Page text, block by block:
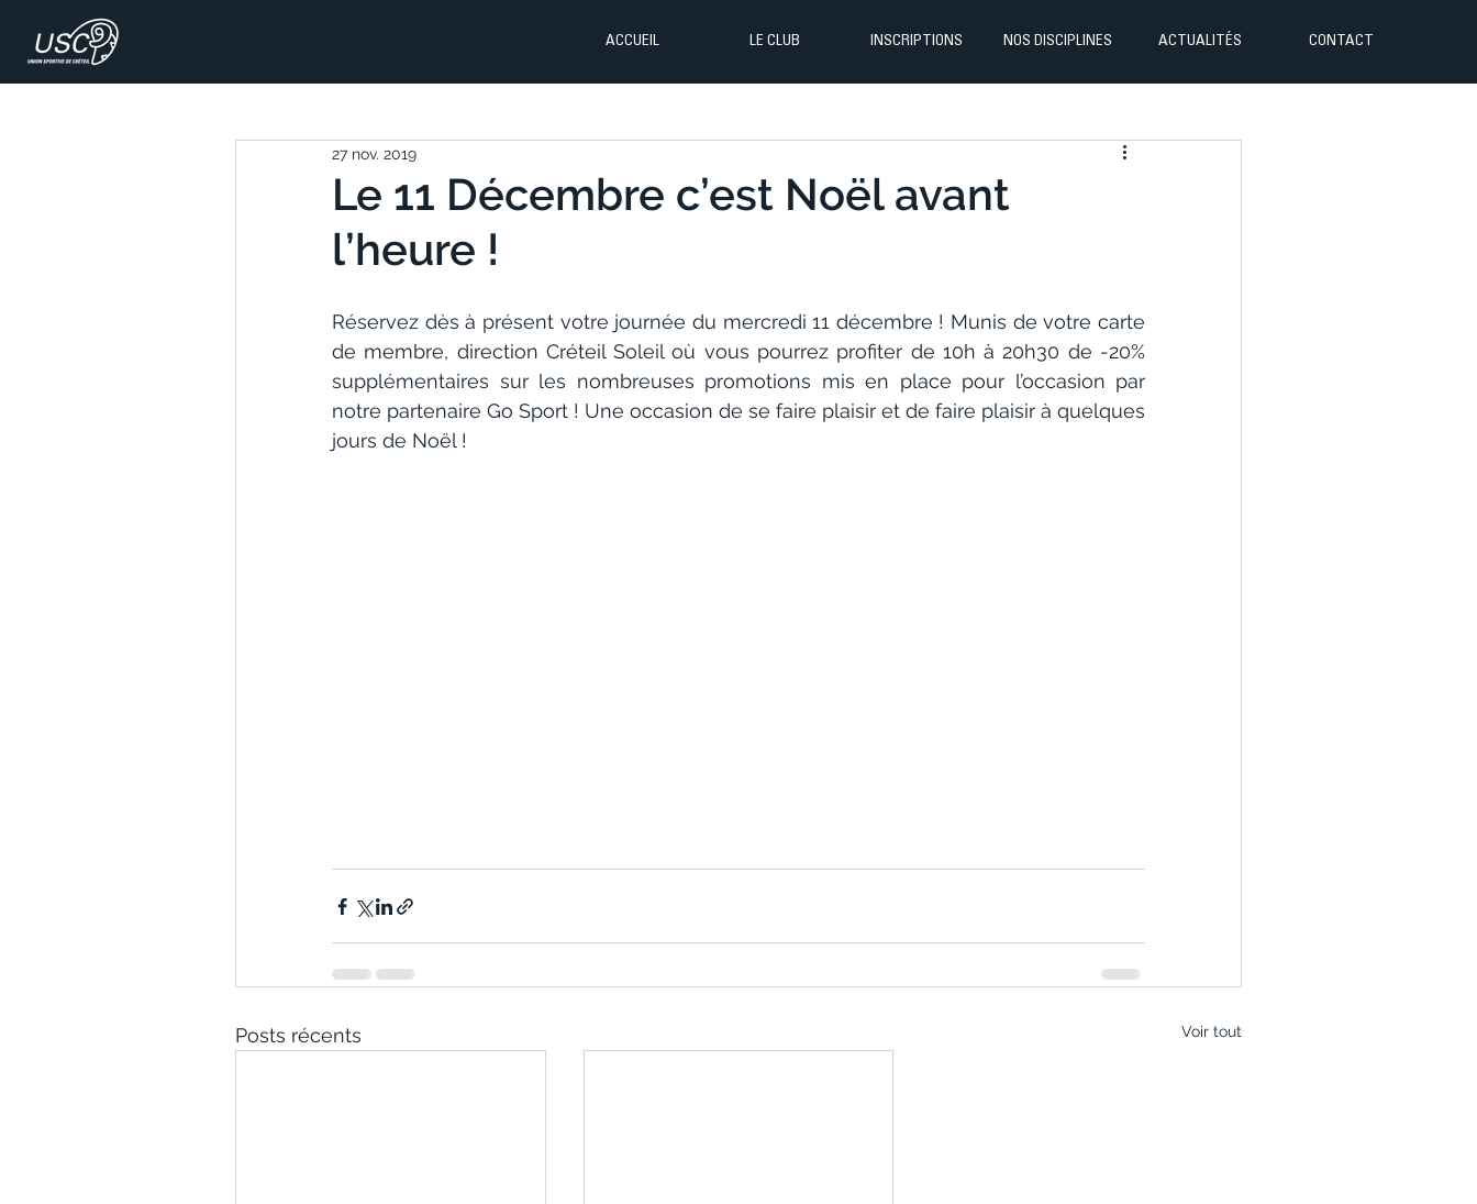
ACCUEIL LE CLUB INSCRIPTIONS NOS DISCIPLINES ACTUALITÉS CONTACT
Le 11 Décembre c’est Noël avant
l’heure !
27 nov. 2019
Réservez dès à présent votre journée du mercredi 11 décembre ! Munis de votre carte
de membre, direction Créteil Soleil où vous pourrez profiter de 10h à 20h30 de -20%
supplémentaires sur les nombreuses promotions mis en place pour l’occasion par
notre partenaire Go Sport ! Une occasion de se faire plaisir et de faire plaisir à quelques
jours de Noël !
Posts récents Voir tout